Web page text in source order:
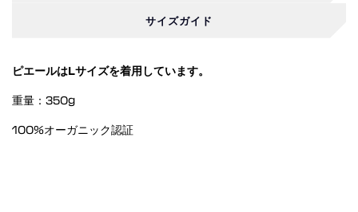
サイズガイド
ピエールはLサイズを着用しています。
重量：350g
100%オーガニック認証